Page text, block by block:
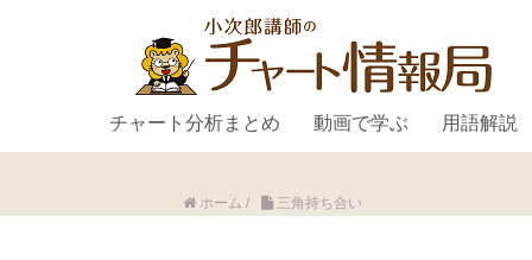
チャート分析まとめ 動画で学ぶ 用語解説
ホーム / 三角持ち合い